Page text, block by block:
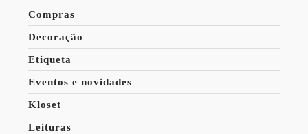
Compras
Decoração
Etiqueta
Eventos e novidades
Kloset
Leituras